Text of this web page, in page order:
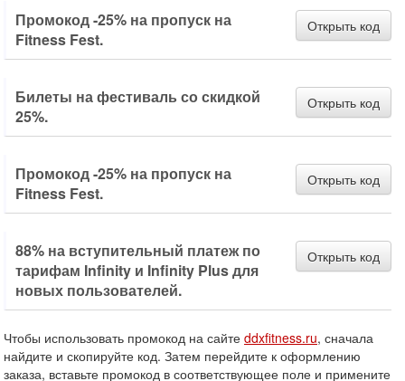
Промокод -25% на пропуск на
Fitness Fest.
Открыть код
Билеты на фестиваль со скидкой
25%.
Открыть код
Промокод -25% на пропуск на
Fitness Fest.
Открыть код
88% на вступительный платеж по
тарифам Infinity и Infinity Plus для
новых пользователей.
Открыть код
Чтобы использовать промокод на сайте ddxfitness.ru, сначала
найдите и скопируйте код. Затем перейдите к оформлению
заказа, вставьте промокод в соответствующее поле и примените